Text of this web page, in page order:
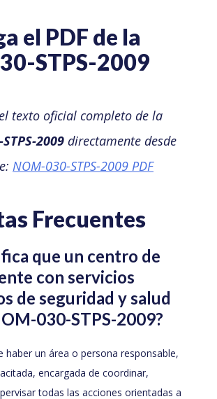
el PDF de la
STPS-2009
texto oficial completo de la
2009 directamente desde
NOM-030-STPS-2009 PDF
Frecuentes
que un centro de
con servicios
de seguridad y salud
030-STPS-2009?
haber un área o persona responsable,
encargada de coordinar,
todas las acciones orientadas a